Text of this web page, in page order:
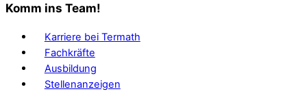
Komm ins Team!
Karriere bei Termath
Fachkräfte
Ausbildung
Stellenanzeigen